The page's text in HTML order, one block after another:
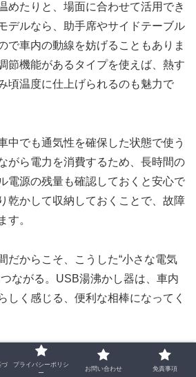
めたりと、場面に合わせて活用でき
デルなら、助手席やサイドテーブル
で車内の動線を妨げることもありま
節機能があるタイプを使えば、熱す
頃温度に仕上げられるのも魅力で
中でも通気性を確保した状態で使う
がら電力を消費するため、長時間の
電源の残量も確認しておくと安心で
乾かして収納しておくことで、故障
す。
だからこそ、こうした“小さな電気
ながる。USB湯沸かし器は、車内
しく感じる、便利な相棒になってく
にUSB湯沸かし器が最適
づ
プライバシーポリシ
ー
お問い合わせ 免責事項